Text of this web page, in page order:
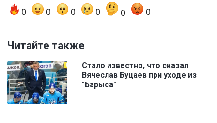
0 0 0 0 0 0
Читайте также
Стало известно, что сказал
Вячеслав Буцаев при уходе из
"Барыса"